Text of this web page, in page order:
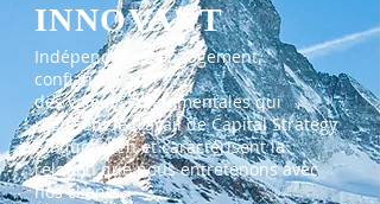
INNOVANT
Indépendance, engagement,
confiance:
des valeurs fondamentales qui
régissent le travail de Capital Strategy
au quotidien et caractérisent la
relation que nous entretenons avec
nos clients.